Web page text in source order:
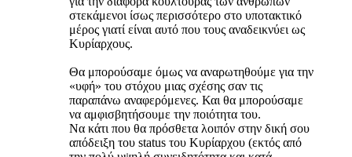
στεκάμενοι ίσως περισσότερο στο υποτακτικό
μέρος γιατί είναι αυτό που τους αναδεικνύει ως
Κυρίαρχους.
Θα μπορούσαμε όμως να αναρωτηθούμε για την
«υφή» του στόχου μιας σχέσης σαν τις
παραπάνω αναφερόμενες. Και θα μπορούσαμε
να αμφισβητήσουμε την ποιότητα του.
Να κάτι που θα πρόσθετα λοιπόν στην δική σου
απόδειξη του status του Κυρίαρχου (εκτός από